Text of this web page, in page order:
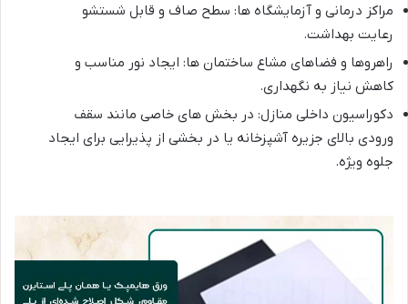
مراکز درمانی و آزمایشگاه ها: سطح صاف و قابل شستشو
رعایت بهداشت.
راهروها و فضاهای مشاع ساختمان ها: ایجاد نور مناسب و
کاهش نیاز به نگهداری.
دکوراسیون داخلی منازل: در بخش های خاصی مانند سقف
ورودی بالای جزیره آشپزخانه یا در بخشی از پذیرایی برای ایجاد
جلوه ویژه.